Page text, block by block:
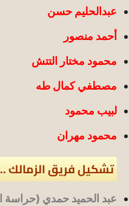
عبدالحليم حسن
أحمد منصور
محمود مختار التتش
مصطفي كمال طه
لبيب محمود
محمود مهران
تشكيل فريق الزمالك ..
عبد الحميد حمدي (حراسة